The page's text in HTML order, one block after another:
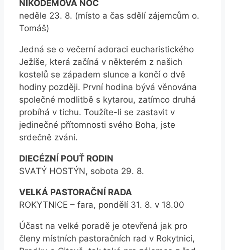
NIKODÉMOVA NOC
neděle 23. 8. (místo a čas sdělí zájemcům o.
Tomáš)
Jedná se o večerní adoraci eucharistického
Ježíše, která začíná v některém z našich
kostelů se západem slunce a končí o dvě
hodiny později. První hodina bývá věnována
společné modlitbě s kytarou, zatímco druhá
probíhá v tichu. Toužíte-li se zastavit v
jedinečné přítomnosti svého Boha, jste
srdečně zváni.
DIECÉZNÍ POUŤ RODIN
SVATÝ HOSTÝN, sobota 29. 8.
VELKÁ PASTORAČNÍ RADA
ROKYTNICE – fara, pondělí 31. 8. v 18.00
Účast na velké poradě je otevřená jak pro
členy místních pastoračních rad v Rokytnici,